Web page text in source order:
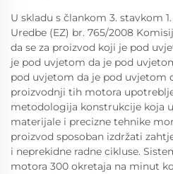
U skladu s člankom 3. stavkom
Uredbe (EZ) br. 765/2008
da se za proizvod koji je pod
je pod uvjetom da je pod
pod uvjetom da je pod uvjetom
proizvodnji tih motora
metodologija konstrukcije koja
materijale i precizne tehnike
proizvod sposoban izdržati
i neprekidne radne cikluse.
motora 300 okretaja na minut